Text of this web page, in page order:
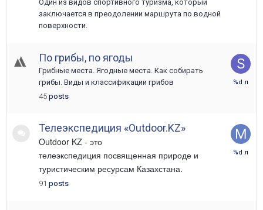
Один из видов спортивного туризма, который
заключается в преодолении маршрута по водной
поверхности.
По грибы, по ягоды
Грибные места. Ягодные места. Как собирать
грибы. Виды и классификации грибов
45 posts
16
Телеэкспедиция «Outdoor.KZ»
Outdoor KZ - это
телеэкспедиция посвященная природе и
туристическим ресурсам Казахстана.
91 posts
12